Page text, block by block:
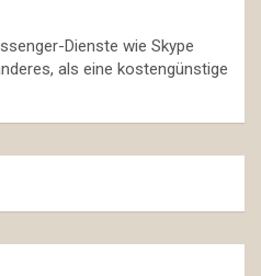
Dienste wie Skype
als eine kostengünstige